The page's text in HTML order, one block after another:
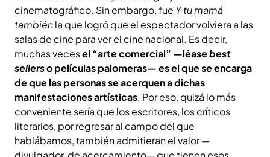
cinematográfico. Sin embargo, fue Y tu mamá
tambiénla que logró que el espectador volviera a las
salas de cine para ver el cine nacional. Es decir,
muchas vecesel “arte comercial” —léasebest
sellerso películas palomeras—es el que se encarga
de que las personas se acerquen a dichas
manifestaciones artísticas. Por eso, quizá lo más
conveniente sería que los escritores, los críticos
literarios, por regresar al campo del que
hablábamos, también admitieran el valor —